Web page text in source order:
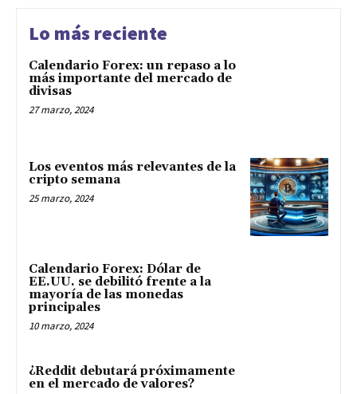
Lo más reciente
Calendario Forex: un repaso a lo
más importante del mercado de
divisas
27 marzo, 2024
Los eventos más relevantes de la
cripto semana
25 marzo, 2024
Calendario Forex: Dólar de
EE.UU. se debilitó frente a la
mayoría de las monedas
principales
10 marzo, 2024
¿Reddit debutará próximamente
en el mercado de valores?